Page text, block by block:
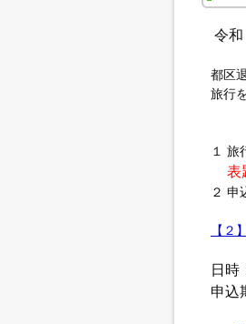
令
都区
旅行
１ 旅
表
２ 申
【２
日時
申込